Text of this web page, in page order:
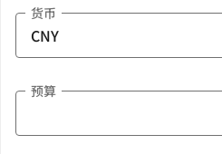
货币
预算